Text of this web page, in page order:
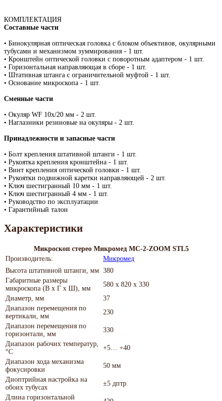
КОМПЛЕКТАЦИЯ
Составные части
• Бинокулярная оптическая головка с блоком объективов, окулярными
тубусами и механизмом зуммирования - 1 шт.
• Кронштейн оптической головки с поворотным адаптером - 1 шт.
• Горизонтальная направляющая в сборе - 1 шт.
• Штативная штанга с ограничительной муфтой - 1 шт.
• Основание микроскопа - 1 шт.
Сменные части
• Окуляр WF 10х/20 мм - 2 шт.
• Наглазники резиновые на окуляры - 2 шт.
Принадлежности и запасные части
• Болт крепления штативной штанги - 1 шт.
• Рукоятка крепления кронштейна - 1 шт.
• Винт крепления оптической головки - 1 шт.
• Рукоятки подвижной каретки направляющей - 2 шт.
• Ключ шестигранный 10 мм - 1 шт.
• Ключ шестигранный 4 мм - 1 шт.
• Руководство по эксплуатации
• Гарантийный талон
Характеристики
Микроскоп стерео Микромед MC-2-ZOOM STL5
Производитель:
Микромед
Высота штативной штанги, мм 380
Габаритные размеры
микроскопа (В х Г х Ш), мм
580 х 820 х 330
Диаметр, мм
37
Диапазон перемещения по
вертикали, мм
230
Диапазон перемещения по
горизонтали, мм
330
Диапазон рабочих температур,
°C
+5… +40
Диапазон хода механизма
фокусировки
50 мм
Диоптрийная настройка на
обоих тубусах
±5 дптр
Длина горизонтальной